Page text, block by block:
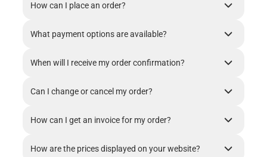
How can I place an order?
What payment options are available?
When will I receive my order confirmation?
Can I change or cancel my order?
How can I get an invoice for my order?
How are the prices displayed on your website?